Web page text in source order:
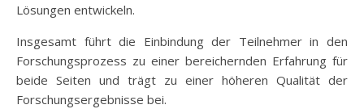
Lösungen entwickeln.
Insgesamt führt die Einbindung der Teilnehmer in den
Forschungsprozess zu einer bereichernden Erfahrung für
beide Seiten und trägt zu einer höheren Qualität der
Forschungsergebnisse bei.